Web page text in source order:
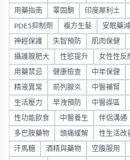
用藥指南 睪固酮 印度犀利士
PDE5抑制劑 複方生髮 安眠藥
神經保護 失智預防 肌肉保健
攝護腺肥大 性慾提升 女性性反
用藥禁忌 健康檢查 中年保健
精液異常 前列腺炎 中醫補腎
生活壓力 早洩預防 中醫誤區
性功能飲食 中醫養生 伴侶溝通
多巴胺藥物 頭痛緩解 性生活改
汗馬糖 酒精與藥物 空腹服用